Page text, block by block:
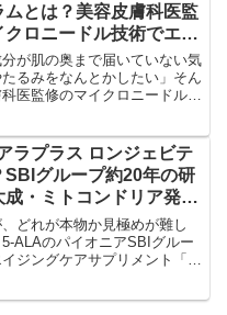
ムとは？美容皮膚科医監
クロニードル技術でエイ
ア成分を肌の奥へ届ける
を徹底解説！
が肌の奥まで届いていない気
るみをなんとかしたい」そん
医監修のマイクロニードル技
ラプラス ロンジェビテ
SBIグループ約20年の研
成・ミトコンドリア発想
グケアサプリを徹底解
どれが本物か見極めが難し
ALAのパイオニアSBIグルー
ジングケアサプリメント「ア